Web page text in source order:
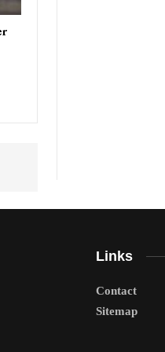
Links
Contact
Sitemap